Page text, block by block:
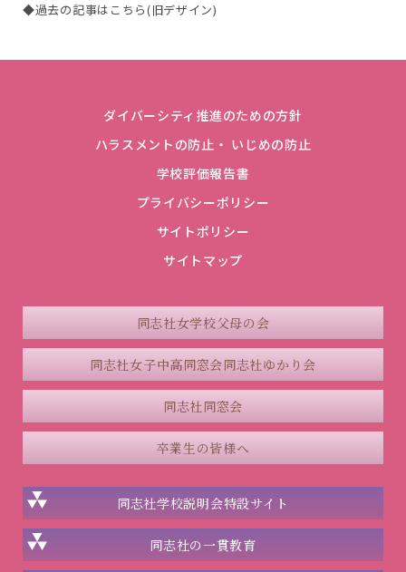
◆過去の記事はこちら(旧デザイン)
ダイバーシティ推進のための方針
ハラスメントの防止・ いじめの防止
学校評価報告書
プライバシーポリシー
サイトポリシー
サイトマップ
同志社女学校父母の会
同志社女子中高同窓会同志社ゆかり会
同志社同窓会
卒業生の皆様へ
同志社学校説明会特設サイト
同志社の一貫教育